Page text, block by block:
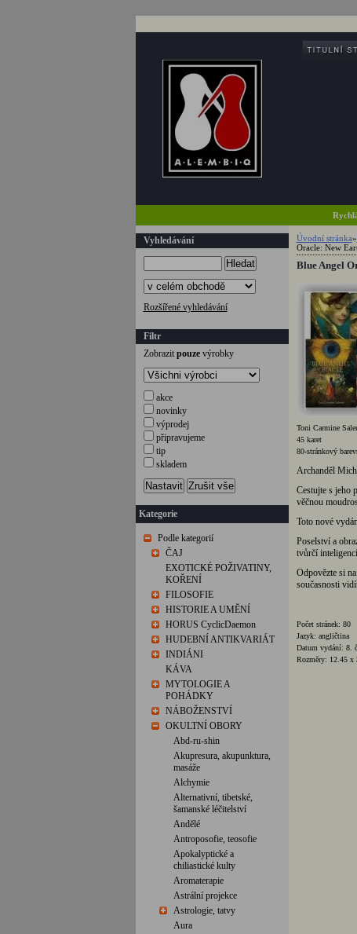
Vyhledávání
Hledat
Rozšířené vyhledávání
Filtr
Zobrazit pouzevýrobky
akce
novinky
výprodej
připravujeme
tip
skladem
Nastavit Zrušit vše
Kategorie
Podle kategorií
ČAJ
EXOTICKÉ POŽIVATINY,
KOŘENÍ
FILOSOFIE
HISTORIE A UMĚNÍ
HORUS CyclicDaemon
HUDEBNÍ ANTIKVARIÁT
INDIÁNI
KÁVA
MYTOLOGIE A
POHÁDKY
NÁBOŽENSTVÍ
OKULTNÍ OBORY
Abd-ru-shin
Akupresura, akupunktura,
masáže
Alchymie
Alternativní, tibetské,
šamanské léčitelství
Andělé
Antroposofie, teosofie
Apokalyptické a
chiliastické kulty
Aromaterapie
Astrální projekce
Astrologie, tatvy
Aura
Úvodní stránka»
Oracle: New
Blue Angel
Toni Carmine
45 karet
80-stránkový
Archanděl
Cestujte s jeho
věčnou
Toto nové
Poselství a
tvůrčí
Odpovězte si
současnosti
Počet stránek: 80
Jazyk: angličtina
Datum vydání: 8.
Rozměry: 12.45 x